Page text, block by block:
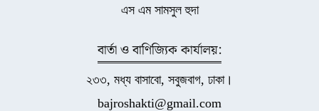
এস এম সামসুল হুদা
বার্তা ও বাণিজ্যিক কার্যালয়:
২৩৩, মধ্য বাসাবো, সবুজবাগ, ঢাকা।
bajroshakti@gmail.com